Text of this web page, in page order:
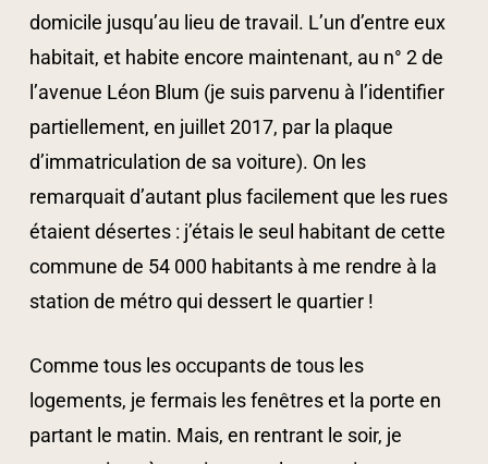
domicile jusqu’au lieu de travail. L’un d’entre eux
habitait, et habite encore maintenant, au n° 2 de
l’avenue Léon Blum (je suis parvenu à l’identifier
partiellement, en juillet 2017, par la plaque
d’immatriculation de sa voiture). On les
remarquait d’autant plus facilement que les rues
étaient désertes : j’étais le seul habitant de cette
commune de 54 000 habitants à me rendre à la
station de métro qui dessert le quartier !
Comme tous les occupants de tous les
logements, je fermais les fenêtres et la porte en
partant le matin. Mais, en rentrant le soir, je